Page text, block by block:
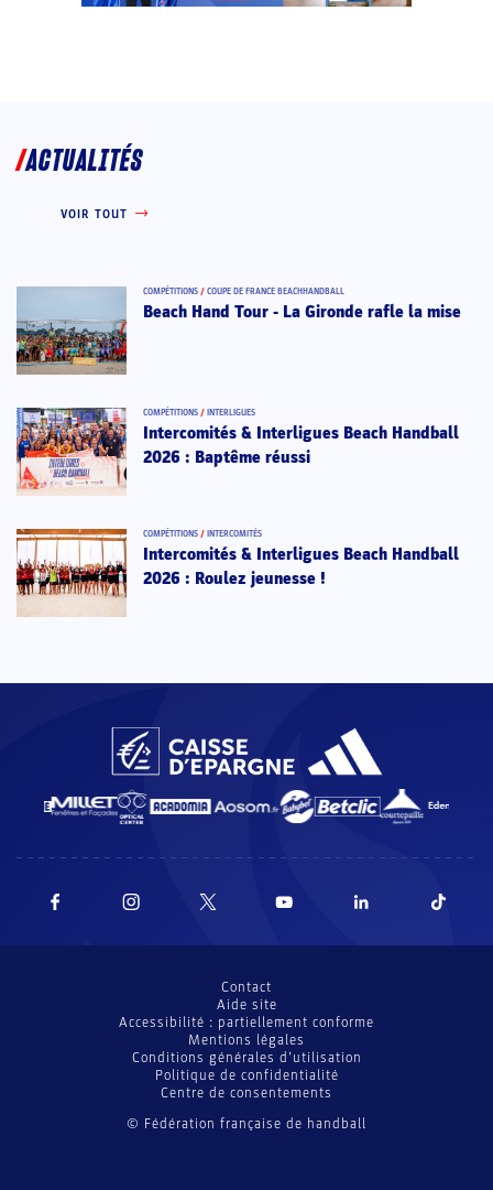
ACTUALITÉS
VOIR TOUT
COMPÉTITIONS / COUPE DE FRANCE BEACHHANDBALL
Beach Hand Tour - La Gironde rafle la mise
COMPÉTITIONS / INTERLIGUES
Intercomités & Interligues Beach Handball
2026 : Baptême réussi
COMPÉTITIONS / INTERCOMITÉS
Intercomités & Interligues Beach Handball
2026 : Roulez jeunesse !
© Fédération française de handball
Contact
Aide site
Accessibilité : partiellement conforme
Mentions légales
Conditions générales d’utilisation
Politique de confidentialité
Centre de consentements